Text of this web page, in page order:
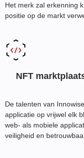
Het merk zal erkenning
positie op de markt
NFT
De talenten van
applicatie op vrijwel elk
web- als mobiele
veiligheid en